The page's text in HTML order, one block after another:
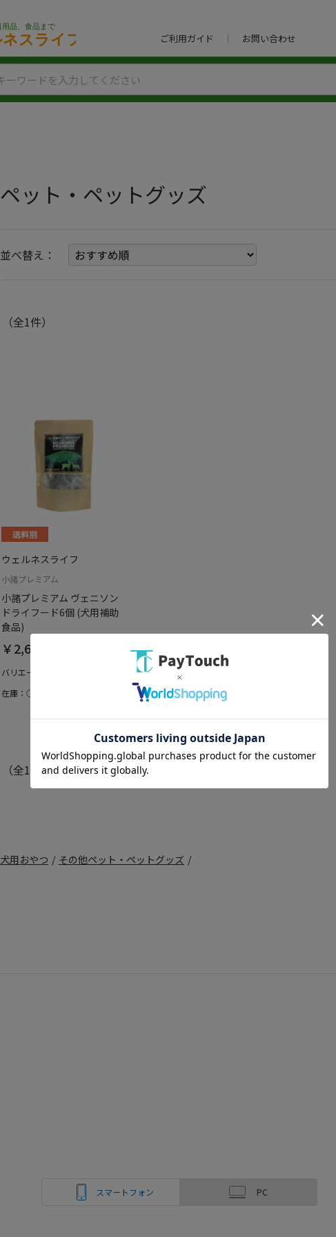
ご利用ガイド お問い合わせ
ペット・ペットグッズ
並べ替え：
（全1件）
ウェルネスライフ
小諸プレミアム
小諸プレミアム ヴェニソン
ドライフード6個 (犬用補助
食品)
￥2,640
バリエーション：なし
在庫：○
（全1件）
犬用おやつ / その他ペット・ペットグッズ /
スマートフォン PC